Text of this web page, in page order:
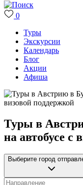
0
Туры
Экскурсии
Календарь
Блог
Акции
Афиша
Туры в
на автобусе с
Выберите город